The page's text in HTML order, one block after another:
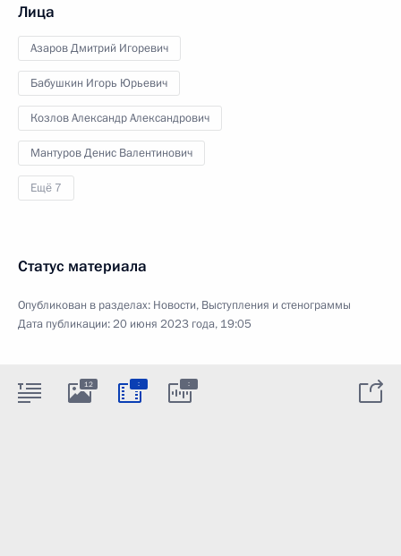
Лица
Азаров Дмитрий Игоревич
Бабушкин Игорь Юрьевич
Козлов Александр Александрович
Мантуров Денис Валентинович
Ещё 7
Статус материала
Опубликован в разделах: Новости, Выступления и стенограммы
Дата публикации:20 июня 2023 года, 19:05
12 : :